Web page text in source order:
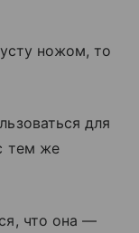
ножом, то
для
тем же
что она —